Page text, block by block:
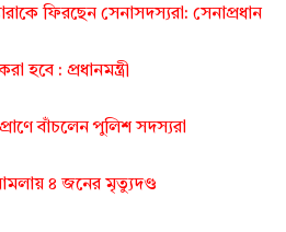
ফিরছেন সেনাসদস্যরা: সেনাপ্রধান
হবে : প্রধানমন্ত্রী
বাঁচলেন পুলিশ সদস্যরা
৪ জনের মৃত্যুদণ্ড